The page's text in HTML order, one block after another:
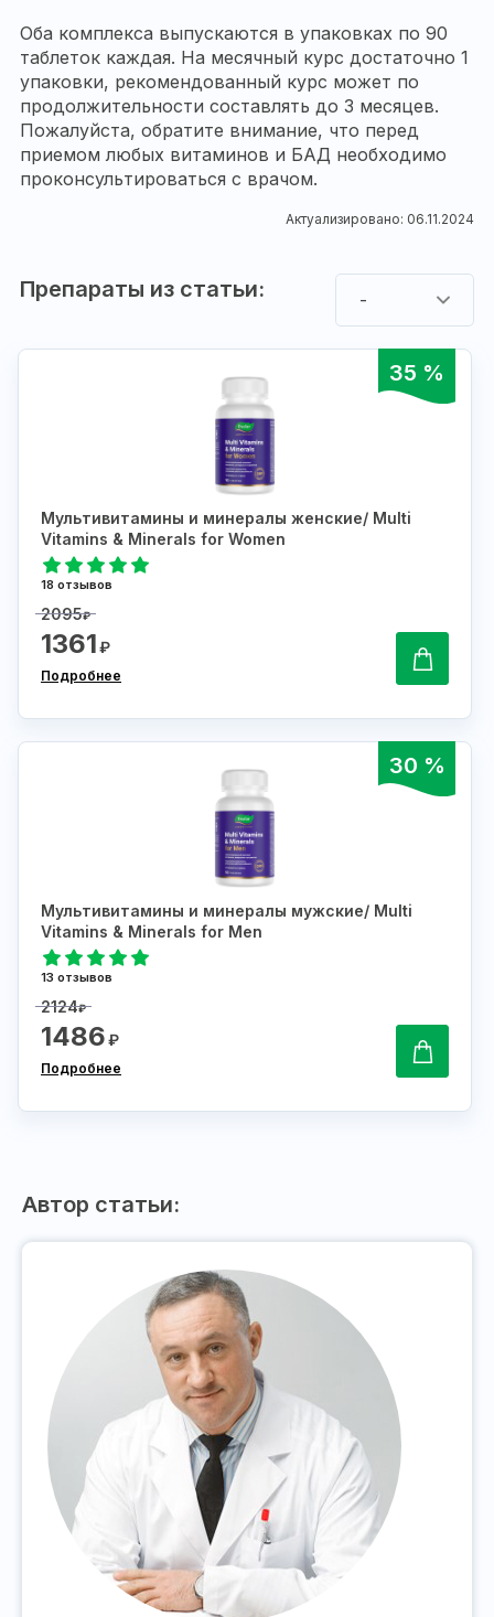
Оба комплекса выпускаются в упаковках по 90
таблеток каждая. На месячный курс достаточно 1
упаковки, рекомендованный курс может по
продолжительности составлять до 3 месяцев.
Пожалуйста, обратите внимание, что перед
приемом любых витаминов и БАД необходимо
проконсультироваться с врачом.
Актуализировано: 06.11.2024
Препараты из статьи: -
35 %
Мультивитамины и минералы женские/ Multi
Vitamins & Minerals for Women
18 отзывов
2095₽
1361₽
Подробнее
30 %
Мультивитамины и минералы мужские/ Multi
Vitamins & Minerals for Men
13 отзывов
2124₽
1486₽
Подробнее
Автор статьи: